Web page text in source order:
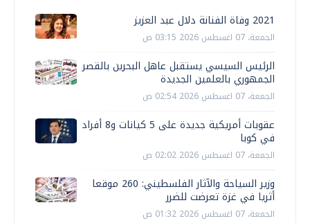
2021 وفاة الفنانة دلال عبد العزيز
الجمعة، 07 اغسطس 2026 03:15 ص
الرئيس السيسي يستقبل عاهل البحرين بالقصر
الجمهوري بالعلمين الجديدة
الجمعة، 07 اغسطس 2026 02:54 ص
عقوبات أمريكية جديدة على 5 كيانات و8 أفراد
في كوبا
الجمعة، 07 اغسطس 2026 02:02 ص
وزير السياحة والآثار الفلسطيني: 260 موقعا
أثريا في غزة تعرضت للضرر
الجمعة، 07 اغسطس 2026 01:32 ص